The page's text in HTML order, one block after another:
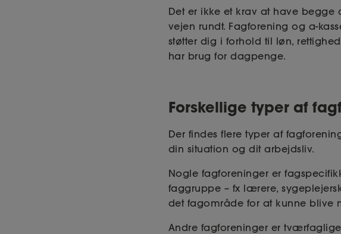
Det er ikke et krav at have
vejen rundt. Fagforening og a-
støtter dig i forhold til løn,
har brug for dagpenge.
Forskellige typer af
Der findes flere typer af
din situation og dit arbejdsliv.
Nogle fagforeninger er
faggruppe – fx lærere,
det fagområde for at kunne blive
Andre fagforeninger er